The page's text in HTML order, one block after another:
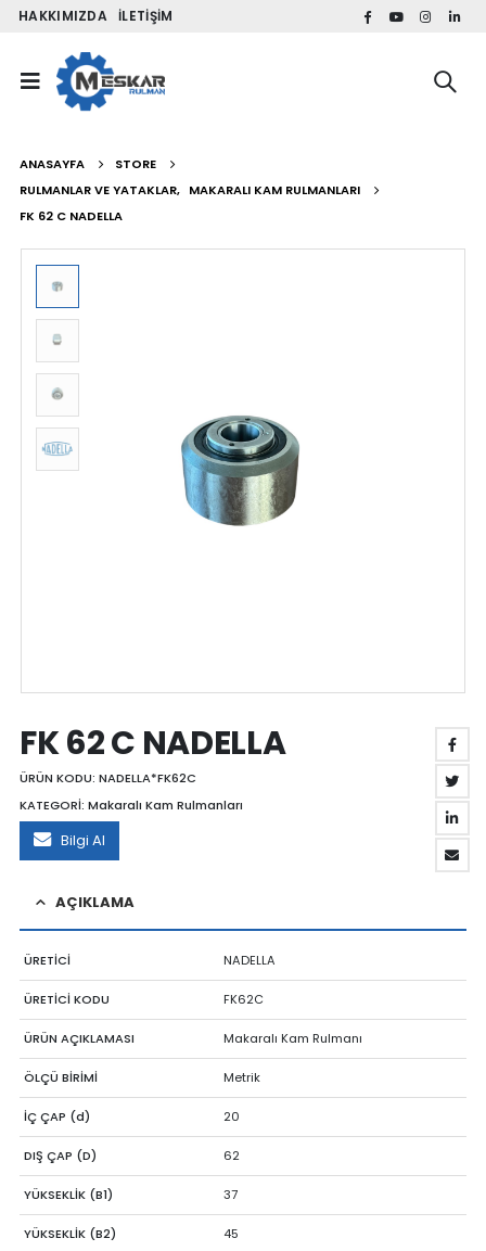
HAKKIMIZDA İLETIŞIM
ANASAYFA
STORE
RULMANLAR VE YATAKLAR, MAKARALI KAM RULMANLARI
FK 62 C NADELLA
FK 62 C NADELLA
ÜRÜN KODU: NADELLA*FK62C
KATEGORİ: Makaralı Kam Rulmanları
Bilgi Al
AÇIKLAMA
ÜRETİCİ NADELLA
ÜRETİCİ KODU FK62C
ÜRÜN AÇIKLAMASI Makaralı Kam Rulmanı
ÖLÇÜ BİRİMİ Metrik
İÇ ÇAP (d) 20
DIŞ ÇAP (D) 62
YÜKSEKLİK (B1) 37
YÜKSEKLİK (B2) 45